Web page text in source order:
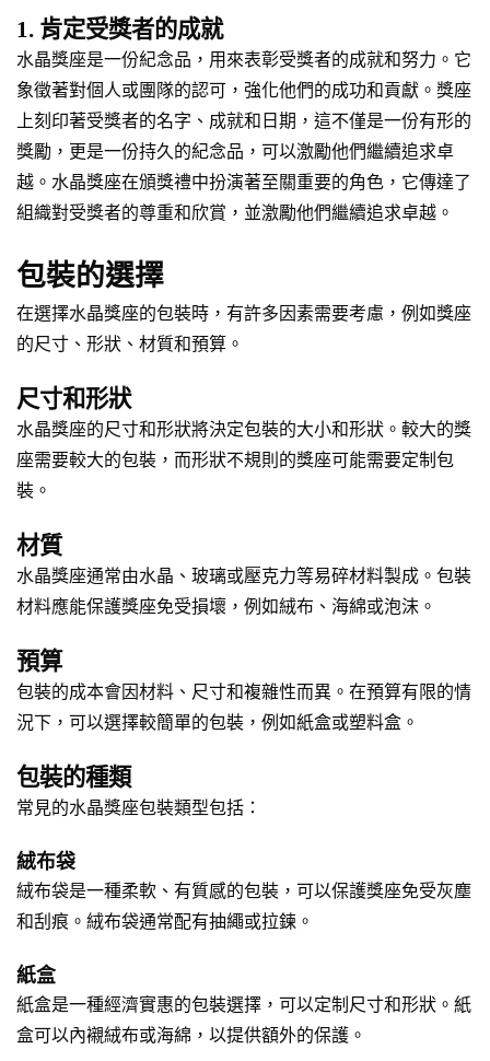
1. 肯定受獎者的成就
水晶獎座是一份紀念品，用來表彰受獎者的成就和努力。它
象徵著對個人或團隊的認可，強化他們的成功和貢獻。獎座
上刻印著受獎者的名字、成就和日期，這不僅是一份有形的
獎勵，更是一份持久的紀念品，可以激勵他們繼續追求卓
越。水晶獎座在頒獎禮中扮演著至關重要的角色，它傳達了
組織對受獎者的尊重和欣賞，並激勵他們繼續追求卓越。
包裝的選擇
在選擇水晶獎座的包裝時，有許多因素需要考慮，例如獎座
的尺寸、形狀、材質和預算。
尺寸和形狀
水晶獎座的尺寸和形狀將決定包裝的大小和形狀。較大的獎
座需要較大的包裝，而形狀不規則的獎座可能需要定制包
裝。
材質
水晶獎座通常由水晶、玻璃或壓克力等易碎材料製成。包裝
材料應能保護獎座免受損壞，例如絨布、海綿或泡沫。
預算
包裝的成本會因材料、尺寸和複雜性而異。在預算有限的情
況下，可以選擇較簡單的包裝，例如紙盒或塑料盒。
包裝的種類
常見的水晶獎座包裝類型包括：
絨布袋
絨布袋是一種柔軟、有質感的包裝，可以保護獎座免受灰塵
和刮痕。絨布袋通常配有抽繩或拉鍊。
紙盒
紙盒是一種經濟實惠的包裝選擇，可以定制尺寸和形狀。紙
盒可以內襯絨布或海綿，以提供額外的保護。